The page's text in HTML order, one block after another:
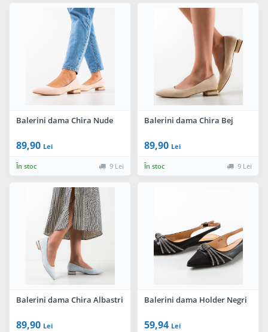
Balerini dama Chira Nude
89,90 Lei
În stoc 9 Lei
Balerini dama Chira Bej
89,90 Lei
În stoc 9 Lei
Balerini dama Chira Albastri
89,90 Lei
Balerini dama Holder Negri
59,94 Lei